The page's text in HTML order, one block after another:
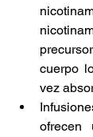
cuerpo
vez
ofrecen